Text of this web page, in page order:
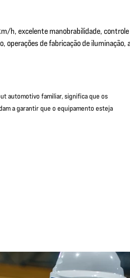
h, excelente manobrabilidade,
de fabricação de iluminação,
automotivo familiar, significa que os
a garantir que o equipamento esteja